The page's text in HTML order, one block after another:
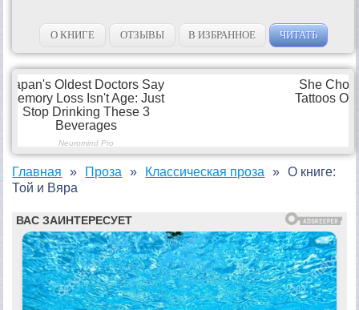
О КНИГЕ ОТЗЫВЫ В ИЗБРАННОЕ ЧИТАТЬ
Главная Проза Классическая проза
О книге:
Той и Вяра